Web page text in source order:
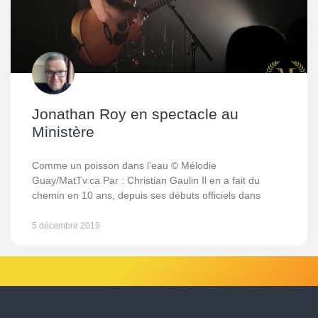
Jonathan Roy en spectacle au
Ministère
Comme un poisson dans l’eau © Mélodie
Guay/MatTv.ca Par : Christian Gaulin Il en a fait du
chemin en 10 ans, depuis ses débuts officiels dans
5 décembre 2019